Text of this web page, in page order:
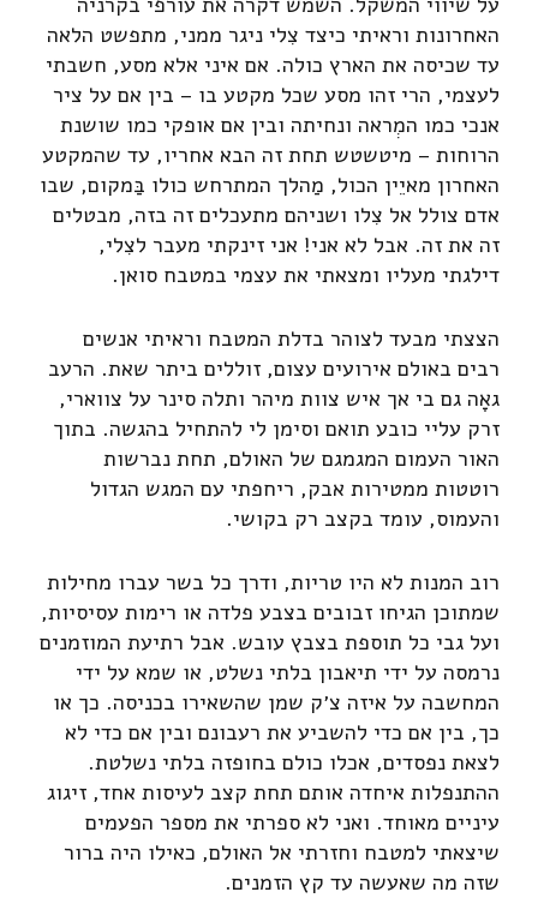
האחרונות וראיתי כיצד צִלי ניגר ממני, מתפשט הלאה
עד שכיסה את הארץ כולה. אם איני אלא מסע, חשבתי
לעצמי, הרי זהו מסע שכל מקטע בו – בין אם על ציר
אנכי כמו המְראה ונחיתה ובין אם אופקי כמו שושנת
הרוחות – מיטשטש תחת זה הבא אחריו, עד שהמקטע
האחרון מאיֵין הכול, מַהלך המתרחש כולו בַּמקום, שבו
אדם צולל אל צִלו ושניהם מתעכלים זה בזה, מבטלים
זה את זה. אבל לא אני! אני זינקתי מעבר לצִלי,
דילגתי מעליו ומצאתי את עצמי במטבח סואן.
הצצתי מבעד לצוהר בדלת המטבח וראיתי אנשים
רבים באולם אירועים עצום, זוללים ביתר שאת. הרעב
גאָה גם בי אך איש צוות מיהר ותלה סינר על צווארי,
זרק עליי כובע תואם וסימן לי להתחיל בהגשה. בתוך
האור העמום המגמגם של האולם, תחת נברשות
רוטטות ממטירות אבק, ריחפתי עם המגש הגדול
והעמוס, עומד בקצב רק בקושי.
רוב המנות לא היו טריות, ודרך כל בשר עברו מחילות
שמתוכן הגיחו זבובים בצבע פלדה או רימות עסיסיות,
ועל גבי כל תוספת בצבץ עובש. אבל רתיעת המוזמנים
נרמסה על ידי תיאבון בלתי נשלט, או שמא על ידי
המחשבה על איזה צ׳ק שמן שהשאירו בכניסה. כך או
כך, בין אם כדי להשביע את רעבונם ובין אם כדי לא
לצאת נפסדים, אכלו כולם בחופזה בלתי נשלטת.
ההתנפלות איחדה אותם תחת קצב לעיסות אחד, זיגוג
עיניים מאוחד. ואני לא ספרתי את מספר הפעמים
שיצאתי למטבח וחזרתי אל האולם, כאילו היה ברור
שזה מה שאעשה עד קץ הזמנים.